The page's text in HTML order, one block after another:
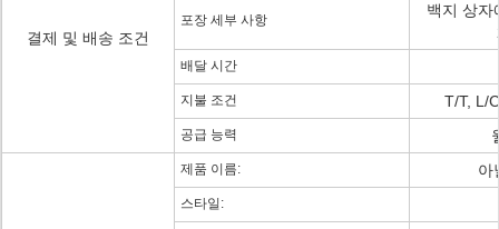
결제 및 배송 조건
포장 세부 사항
백지 상자
배달 시간
지불 조건 T/T, L/
공급 능력
제품 이름: 아
스타일: